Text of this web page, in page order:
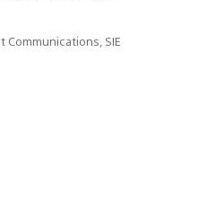
Communications, SIE